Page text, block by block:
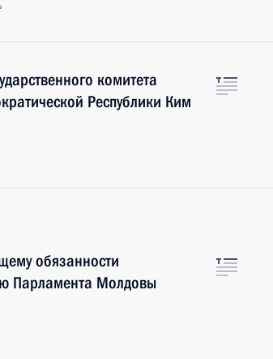
комитета
Республики Ким
обязанности
Парламента Молдовы